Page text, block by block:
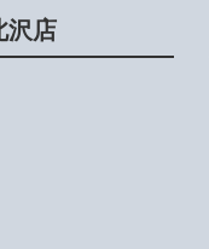
沢店